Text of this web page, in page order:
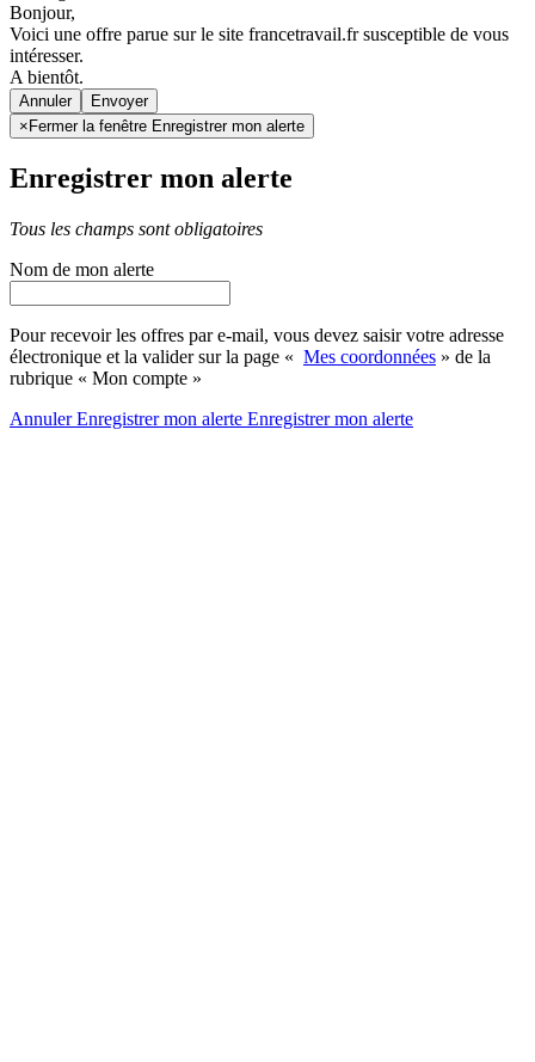
Bonjour,
Voici une offre parue sur le site francetravail.fr susceptible de vous
intéresser.
A bientôt.
Annuler
× Fermer la fenêtre Enregistrer mon alerte
Enregistrer mon alerte
Tous les champs sont obligatoires
Nom de mon alerte
Pour recevoir les offres par e-mail, vous devez saisir votre adresse
électronique et la valider sur la page « Mes coordonnées » de la
rubrique « Mon compte »
AnnulerEnregistrer mon alerte Enregistrermon alerte